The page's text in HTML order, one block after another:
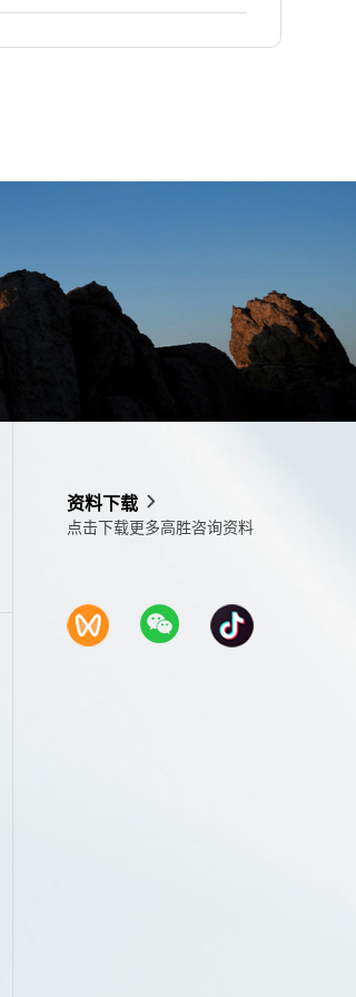
让订单准交率提升至90%以
业 贝菲饰品 | 通过精益生产项
资料下载
点击下载更多高胜咨询资料